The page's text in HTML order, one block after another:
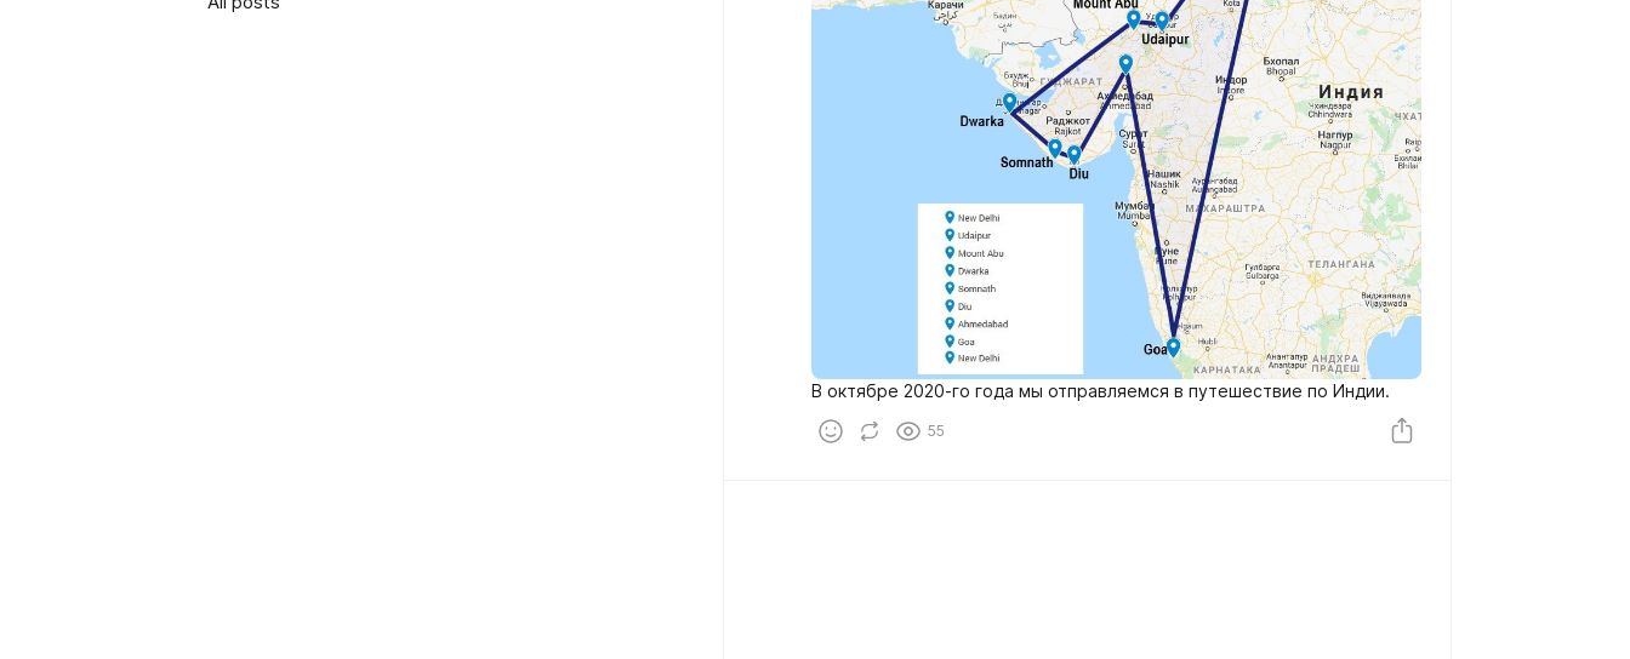
В октябре 2020-го года мы отправляемся в путешествие по Индии.
55